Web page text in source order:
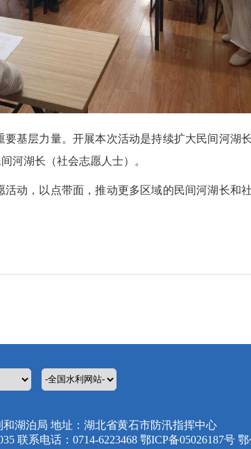
基层力量。开展本次活动是持续扩大民间河湖
河湖长（社会志愿人士）。
动，以点带面，推动更多区域的民间河湖长和
湖泊局 地址：湖北省黄石市防汛指挥中心
联系电话：0714-6223468 鄂ICP备05026187号